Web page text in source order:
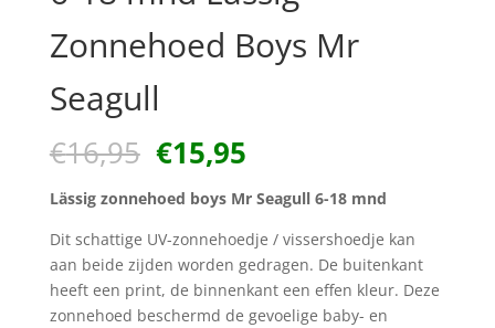
Zonnehoed Boys Mr
Seagull
€16,95 Oorspronkelijke
prijs
was:
€16,95.
€15,95Huidige
is:
€15,95.
Lässig zonnehoed boys Mr Seagull 6-18 mnd
Dit schattige UV-zonnehoedje / vissershoedje kan
aan beide zijden worden gedragen. De buitenkant
heeft een print, de binnenkant een effen kleur. Deze
zonnehoed beschermd de gevoelige baby- en